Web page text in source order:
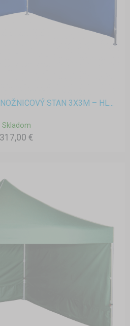
STAN 3X3M – HL...
Skladom
317,00 €